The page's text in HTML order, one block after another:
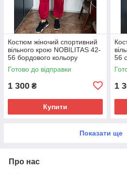
Костюм жіночий спортивний
вiльного крою NOBILITAS 42-
56 бордового кольору
Готово до відправки
1 300 ₴
Купити
56
1
Показати ще
Про нас